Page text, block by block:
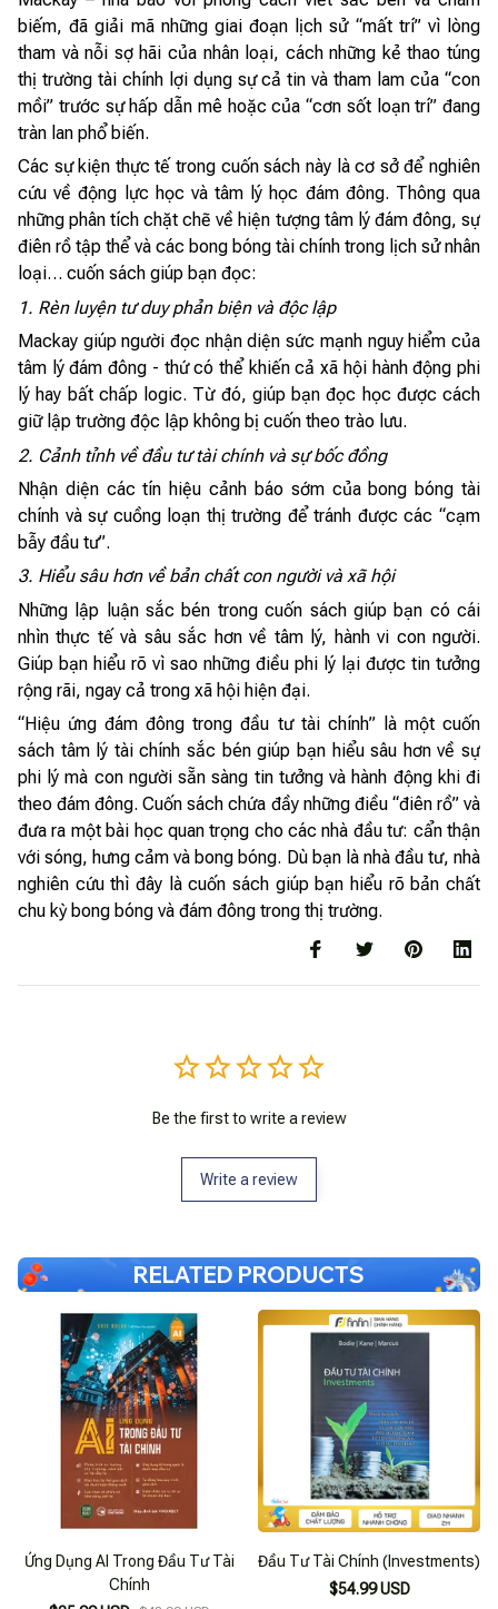
biếm, đã giải mã những giai đoạn lịch sử “mất trí” vì lòng
tham và nỗi sợ hãi của nhân loại, cách những kẻ thao túng
thị trường tài chính lợi dụng sự cả tin và tham lam của “con
mồi” trước sự hấp dẫn mê hoặc của “cơn sốt loạn trí” đang
tràn lan phổ biến.
Các sự kiện thực tế trong cuốn sách này là cơ sở để nghiên
cứu về động lực học và tâm lý học đám đông. Thông qua
những phân tích chặt chẽ về hiện tượng tâm lý đám đông, sự
điên rồ tập thể và các bong bóng tài chính trong lịch sử nhân
loại… cuốn sách giúp bạn đọc:
1. Rèn luyện tư duy phản biện và độc lập
Mackay giúp người đọc nhận diện sức mạnh nguy hiểm của
tâm lý đám đông - thứ có thể khiến cả xã hội hành động phi
lý hay bất chấp logic. Từ đó, giúp bạn đọc học được cách
giữ lập trường độc lập không bị cuốn theo trào lưu.
2. Cảnh tỉnh về đầu tư tài chính và sự bốc đồng
Nhận diện các tín hiệu cảnh báo sớm của bong bóng tài
chính và sự cuồng loạn thị trường để tránh được các “cạm
bẫy đầu tư”.
3. Hiểu sâu hơn về bản chất con người và xã hội
Những lập luận sắc bén trong cuốn sách giúp bạn có cái
nhìn thực tế và sâu sắc hơn về tâm lý, hành vi con người.
Giúp bạn hiểu rõ vì sao những điều phi lý lại được tin tưởng
rộng rãi, ngay cả trong xã hội hiện đại.
“Hiệu ứng đám đông trong đầu tư tài chính” là một cuốn
sách tâm lý tài chính sắc bén giúp bạn hiểu sâu hơn về sự
phi lý mà con người sẵn sàng tin tưởng và hành động khi đi
theo đám đông. Cuốn sách chứa đầy những điều “điên rồ” và
đưa ra một bài học quan trọng cho các nhà đầu tư: cẩn thận
với sóng, hưng cảm và bong bóng. Dù bạn là nhà đầu tư, nhà
nghiên cứu thì đây là cuốn sách giúp bạn hiểu rõ bản chất
chu kỳ bong bóng và đám đông trong thị trường.
Be the first to write a review
Write a review
RELATED PRODUCTS
Ứng Dụng AI Trong Đầu Tư Tài
Chính
Đầu Tư Tài Chính (Investments)
$54.99 USD